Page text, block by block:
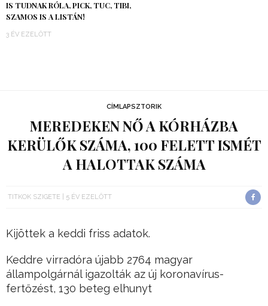
IS TUDNAK RÓLA, PICK, TUC, TIBI,
SZAMOS IS A LISTÁN!
3 ÉV EZELŐTT
CÍMLAPSZTORIK
MEREDEKEN NŐ A KÓRHÁZBA
KERÜLŐK SZÁMA, 100 FELETT ISMÉT
A HALOTTAK SZÁMA
TITKOK SZIGETE 5 ÉV EZELŐTT
Kijöttek a keddi friss adatok.
Keddre virradóra újabb 2764 magyar
állampolgárnál igazolták az új koronavírus-
fertőzést, 130 beteg elhunyt